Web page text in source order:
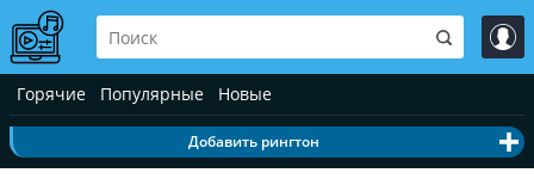
Горячие Популярные Новые
Добавить рингтон